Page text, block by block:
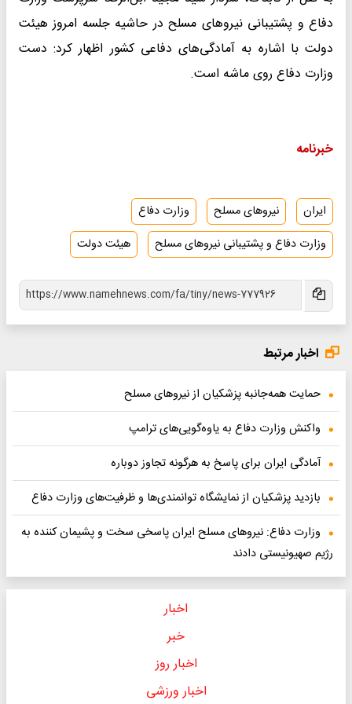
دفاع و پشتیبانی نیروهای مسلح در حاشیه جلسه امروز هیئت
دولت با اشاره به آمادگی‌های دفاعی کشور اظهار کرد: دست
وزارت دفاع روی ماشه است.
خبرنامه
ایران نیروهای مسلح
وزارت دفاع
وزارت دفاع و پشتیبانی نیروهای مسلح
هیئت دولت
اخبار مرتبط
حمایت همه‌جانبه پزشکیان از نیروهای مسلح
واکنش وزارت دفاع به یاوه‌گویی‌های ترامپ
آمادگی ایران برای پاسخ به هرگونه تجاوز دوباره
بازدید پزشکیان از نمایشگاه توانمندی‌ها و ظرفیت‌های وزارت دفاع
وزارت دفاع: نیروهای مسلح ایران پاسخی سخت و پشیمان کننده به
رژیم صهیونیستی دادند
اخبار
خبر
اخبار روز
اخبار ورزشی